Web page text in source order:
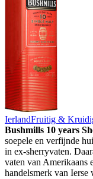
IerlandFruitig &
Bushmills 10 years
soepele en verfijnde
in ex-sherryvaten.
vaten van Amerikaans
handelsmerk van Ierse